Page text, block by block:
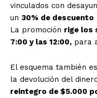
vinculados con
un 30% de descuento
La promoción rige los
7:00 y las 12:00, para
El esquema también
la devolución del
reintegro de $5.000